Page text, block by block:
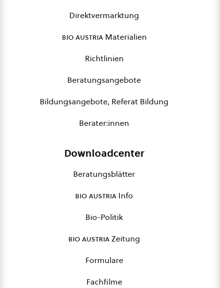
Direktvermarktung
bio austriaMaterialien
Richtlinien
Beratungsangebote
Bildungsangebote, Referat Bildung
Berater:innen
Downloadcenter
Beratungsblätter
bio austria Info
Bio-Politik
bio austriaZeitung
Formulare
Fachfilme